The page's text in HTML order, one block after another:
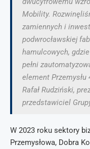
Mobility.
zamiennych i
podwrocławskiej
hamulcowych,
pełni
element Przemysłu
Rafał Rudziński,
przedstawiciel
W 2023 roku sektory
Przemysłowa, Dobra